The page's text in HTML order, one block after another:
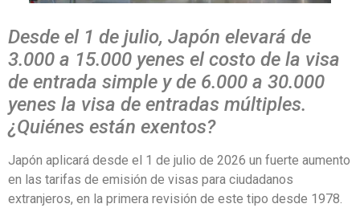
Desde el 1 de julio, Japón elevará de
3.000 a 15.000 yenes el costo de la visa
de entrada simple y de 6.000 a 30.000
yenes la visa de entradas múltiples.
¿Quiénes están exentos?
Japón aplicará desde el 1 de julio de 2026 un fuerte aumento
en las tarifas de emisión de visas para ciudadanos
extranjeros, en la primera revisión de este tipo desde 1978.